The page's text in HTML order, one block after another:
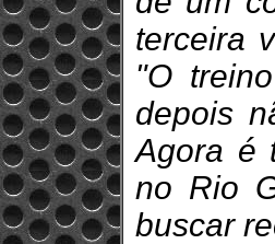
terceira
"O
depois
Agora é
no Rio
buscar